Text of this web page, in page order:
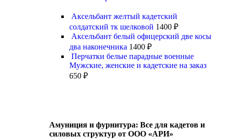
Аксельбант желтый кадетский
солдатский тк шелковой 1400 ₽
Аксельбант белый офицерский две косы
два наконечника 1400 ₽
Перчатки белые парадные военные
Мужские, женские и кадетские на заказ
650 ₽
Амуниция и фурнитура: Все для кадетов и
силовых структур от ООО «АРИ»